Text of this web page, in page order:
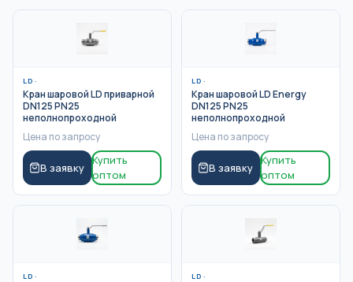
LD ·
Кран шаровой LD приварной
DN125 PN25
неполнопроходной
Цена по запросу
В заявку
Купить
оптом
LD ·
Кран шаровой LD Energy
DN125 PN25
неполнопроходной
Цена по запросу
В заявку
Купить
оптом
LD · LD ·